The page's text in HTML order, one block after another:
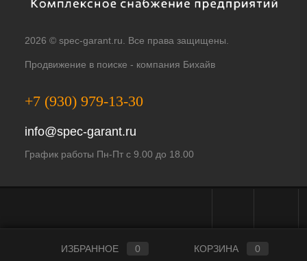
2026 © spec-garant.ru. Все права защищены.
Продвижение в поиске - компания Бихайв
+7 (930) 979-13-30
info@spec-garant.ru
График работы Пн-Пт с 9.00 до 18.00
ИЗБРАННОЕ 0 КОРЗИНА 0